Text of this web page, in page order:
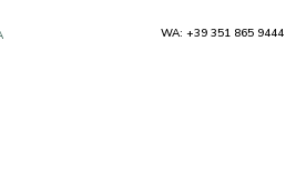
WA: +39 351 865 9444